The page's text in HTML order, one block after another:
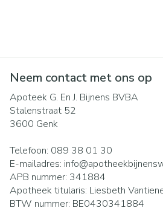
Neem contact met ons op
Apoteek G. En J. Bijnens BVBA
Stalenstraat 52
3600 Genk
Telefoon: 089 38 01 30
E-mailadres: info@
APB nummer: 341884
Apotheek titularis: Liesbeth
BTW nummer: BE0430341884